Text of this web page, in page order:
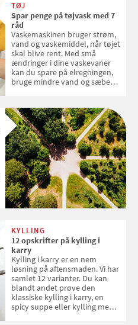
TØJ
Spar penge på tøjvask med 7
råd
Vaskemaskinen bruger strøm,
vand og vaskemiddel, når tøjet
skal blive rent. Med små
ændringer i dine vaskevaner
kan du spare på elregningen,
bruge mindre vand og sæbe
enkle råd til at spare penge på
tøjvasken
KYLLING
12 opskrifter på kylling i
karry
Kylling i karry er en nem
løsning på aftensmaden. Vi har
samlet 12 varianter. Du kan
blandt andet prøve den
klassiske kylling i karry, en
spicy suppe eller kylling med